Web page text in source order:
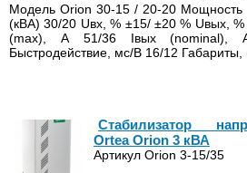
Модель Orion 30-15 / 20-20 Мощность
(кВА) 30/20 Uвх, % ±15/ ±20 % Uвых, %
(max), А 51/36 Iвых (nominal),
Быстродействие, мс/В 16/12 Габариты,
Стабилизатор
Ortea Orion 3 кВА
Артикул Orion 3-15/35